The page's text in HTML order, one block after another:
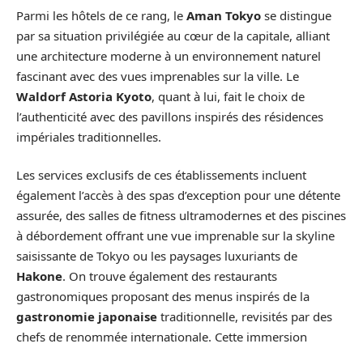
Parmi les hôtels de ce rang, le Aman Tokyo se distingue
par sa situation privilégiée au cœur de la capitale, alliant
une architecture moderne à un environnement naturel
fascinant avec des vues imprenables sur la ville. Le
Waldorf Astoria Kyoto, quant à lui, fait le choix de
l’authenticité avec des pavillons inspirés des résidences
impériales traditionnelles.
Les services exclusifs de ces établissements incluent
également l’accès à des spas d’exception pour une détente
assurée, des salles de fitness ultramodernes et des piscines
à débordement offrant une vue imprenable sur la skyline
saisissante de Tokyo ou les paysages luxuriants de
Hakone. On trouve également des restaurants
gastronomiques proposant des menus inspirés de la
gastronomie japonaise traditionnelle, revisités par des
chefs de renommée internationale. Cette immersion